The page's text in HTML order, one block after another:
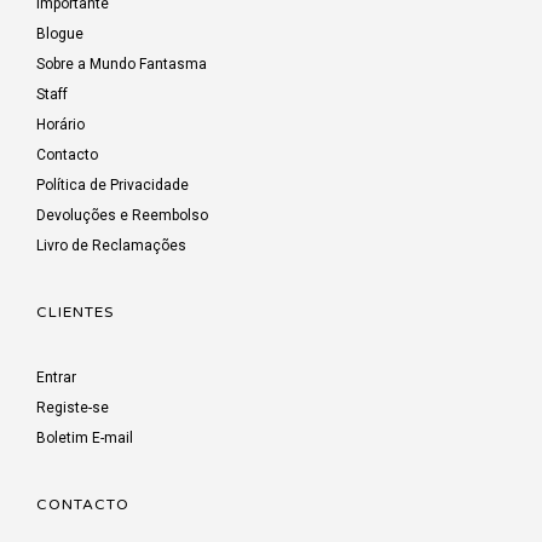
Blogue
Sobre a Mundo Fantasma
Staff
Horário
Contacto
Política de Privacidade
Devoluções e Reembolso
Livro de Reclamações
CLIENTES
Entrar
Registe-se
Boletim E-mail
CONTACTO